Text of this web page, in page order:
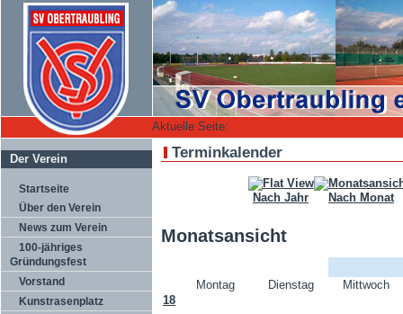
Aktuelle Seite:
Der Verein
Startseite
Über den Verein
News zum Verein
100-jähriges
Gründungsfest
Vorstand
Kunstrasenplatz
Terminkalender
Nach Jahr Nach Monat
Monatsansicht
Montag Dienstag
Mittwoch
18